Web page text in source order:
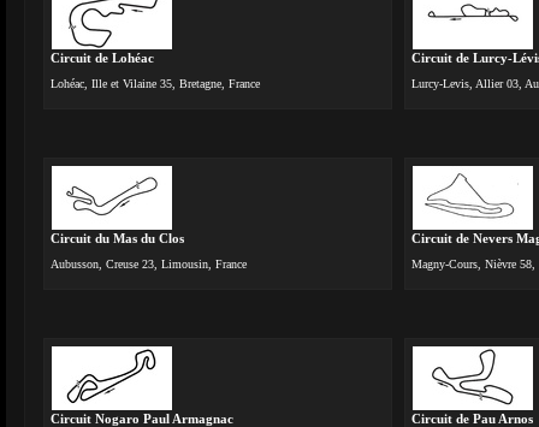
Circuit de Lohéac
Lohéac, Ille et Vilaine 35, Bretagne, France
Circuit de Lurcy-
Lurcy-Levis, Allier 03,
Circuit du Mas du Clos
Aubusson, Creuse 23, Limousin, France
Circuit de Nevers
Magny-Cours, Nièvre 58,
Circuit Nogaro Paul Armagnac Circuit de Pau Arnos